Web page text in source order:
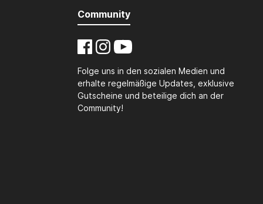
Community
Folge uns in den sozialen Medien und
erhalte regelmäßige Updates, exklusive
Gutscheine und beteilige dich an der
Community!